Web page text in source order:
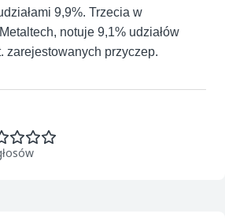
9,9%. Trzecia w
notuje 9,1% udziałów
zarejestowanych przyczep.